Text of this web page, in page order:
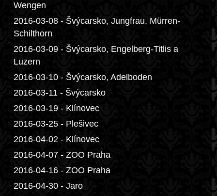
Wengen
2016-03-08 - Švýcarsko, Jungfrau, Mürren-
Schilthorn
2016-03-09 - Švýcarsko, Engelberg-Titlis a
Luzern
2016-03-10 - Švýcarsko, Adelboden
2016-03-11 - Švýcarsko
2016-03-19 - Klínovec
2016-03-25 - Plešivec
2016-04-02 - Klínovec
2016-04-07 - ZOO Praha
2016-04-16 - ZOO Praha
2016-04-30 - Jaro